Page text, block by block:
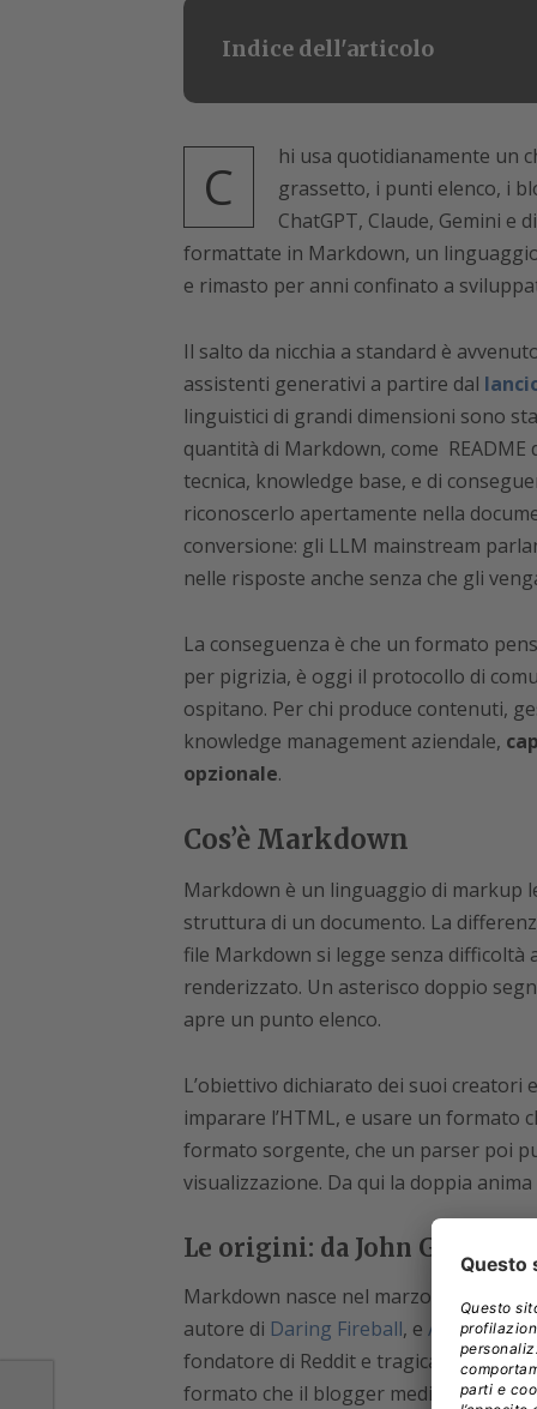
Indice dell'articolo
C
hi usa quotidianamente un
grassetto, i punti elenco, i
ChatGPT, Claude, Gemini
formattate in Markdown, un
e rimasto per anni confinato a
Il salto da nicchia a standard è
assistenti generativi a partire dal
linguistici di grandi dimensioni sono
quantità di Markdown, come
tecnica, knowledge base, e di
riconoscerlo apertamente nella
conversione: gli LLM mainstream
nelle risposte anche senza che gli
La conseguenza è che un formato
per pigrizia, è oggi il protocollo di
ospitano. Per chi produce contenuti,
knowledge management aziendale,
opzionale.
Cos’è Markdown
Markdown è un linguaggio di markup
struttura di un documento. La
file Markdown si legge senza difficoltà
renderizzato. Un asterisco doppio
apre un punto elenco.
L’obiettivo dichiarato dei suoi creatori
imparare l’HTML, e usare un formato
formato sorgente, che un parser poi
visualizzazione. Da qui la doppia
Le origini: da John Gruber a
Markdown nasce nel marzo 2004
autore di Daring Fireball, e Aaron
fondatore di Reddit e tragicamente
formato che il blogger medio potesse